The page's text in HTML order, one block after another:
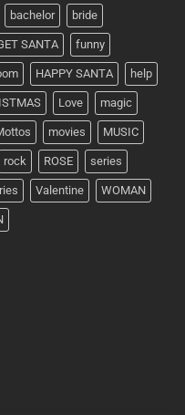
bachelor bride
SANTA funny
HAPPY SANTA help
Love magic
movies MUSIC
rock ROSE series
Valentine WOMAN